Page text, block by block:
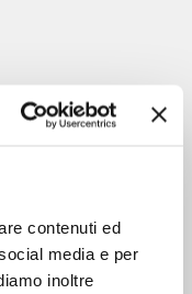
contenuti ed
media e per
inoltre